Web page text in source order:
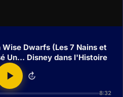
Wise Dwarfs (Les 7 Nains et
Un... Disney dans l'Histoire
15
8:32